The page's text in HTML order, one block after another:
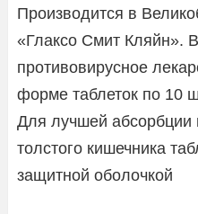
Производится в
«Глаксо Смит Кляйн».
противовирусное
форме таблеток по 10
Для лучшей абсорбции
толстого кишечника
защитной оболочкой